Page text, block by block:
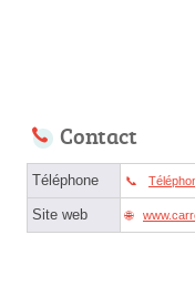
Contact
Téléphone
Site web